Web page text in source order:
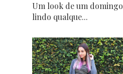
Um look de um domingo
lindo qualque...